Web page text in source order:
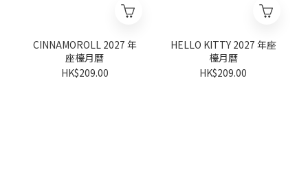
CINNAMOROLL 2027 年
座檯月曆
HK$209.00
HELLO KITTY 2027 年座
檯月曆
HK$209.00